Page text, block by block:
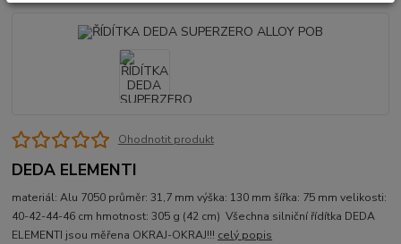
Ohodnotit produkt
DEDA ELEMENTI
materiál: Alu 7050 průměr: 31,7 mm výška: 130 mm šířka: 75 mm velikosti:
40-42-44-46 cm hmotnost: 305 g (42 cm) Všechna silniční řídítka DEDA
ELEMENTI jsou měřena OKRAJ-OKRAJ!!! celý popis